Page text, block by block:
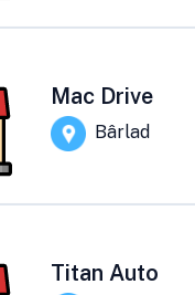
Mac Drive
Bârlad
Titan Auto